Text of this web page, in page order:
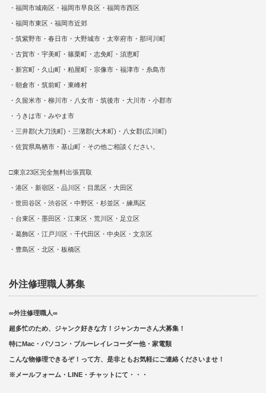
・福岡市城南区・福岡市早良区・福岡市西区
・福岡市東区・福岡市近郊
・筑紫野市・春日市・大野城市・太宰府市・那珂川町
・古賀市・宇美町・篠栗町・志免町・須恵町
・新宮町・久山町・粕屋町・宗像市・福津市・糸島市
・朝倉市・筑前町・東峰村
・久留米市・柳川市・八女市・筑後市・大川市・小郡市
・うきは市・みやま市
・三井郡(大刀洗町)・三潴郡(大木町)・八女郡(広川町)
・佐賀県鳥栖市・基山町・その他ご相談ください。
□東京23区完全無料出張買取
・港区・新宿区・品川区・目黒区・大田区
・世田谷区・渋谷区・中野区・杉並区・練馬区
・台東区・墨田区・江東区・荒川区・足立区
・葛飾区・江戸川区・千代田区・中央区・文京区
・豊島区・北区・板橋区
外注修理職人募集
∞外注修理職人∞
超多忙のため、ジャンク好きな方！ジャンカーさん大募集！
特にMac・パソコン・ブルーレイレコーダー他・家電類
こんな物修理できるぞ！って方、是非ともお気軽にご連絡くださいませ！
※メールフォーム・LINE・チャットにて・・・